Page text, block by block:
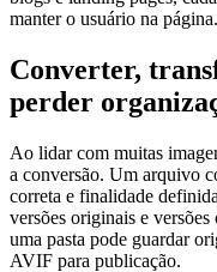
manter o usuário na página.
Converter,
perder
Ao lidar com muitas
a conversão. Um arquivo
correta e finalidade
versões originais e
uma pasta pode guardar
AVIF para publicação.